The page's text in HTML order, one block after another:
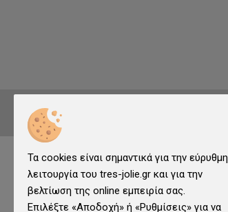
Τα cookies είναι σημαντικά για την εύρυθμη
λειτουργία του tres-jolie.gr και για την
βελτίωση της online εμπειρία σας.
Επιλέξτε «Αποδοχή» ή «Ρυθμίσεις» για να